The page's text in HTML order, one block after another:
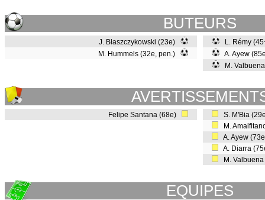
BUTEURS
J. Błaszczykowski (23e)
M. Hummels (32e, pen.)
L. Rémy
A. Ayew
M.
Felipe Santana (68e)
S. M'Bia
M.
A. Ayew
A. Diarra
M.
EQUIPES